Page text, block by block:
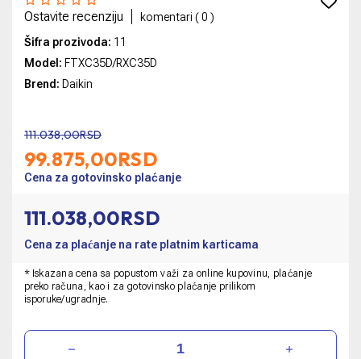
Ostavite recenziju komentari (0 )
Šifra prozivoda: 11
Model: FTXC35D/RXC35D
Brend: Daikin
111.038,00RSD
99.875,00RSD
Cena za gotovinsko plaćanje
111.038,00RSD
Cena za plaćanje na rate platnim karticama
* Iskazana cena sa popustom važi za online kupovinu, plaćanje
preko računa, kao i za gotovinsko plaćanje prilikom
isporuke/ugradnje.